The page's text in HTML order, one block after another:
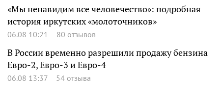
«Мы ненавидим все человечество»: подробная
история иркутских «молоточников»
06.08 10:21 80 отзывов
В России временно разрешили продажу бензина
Евро-2, Евро-3 и Евро-4
06.08 13:37 54 отзыва